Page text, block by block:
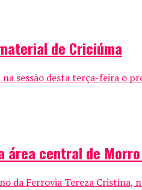
de Criciúma
sessão desta terça-feira
central de Morro
da Ferrovia Tereza